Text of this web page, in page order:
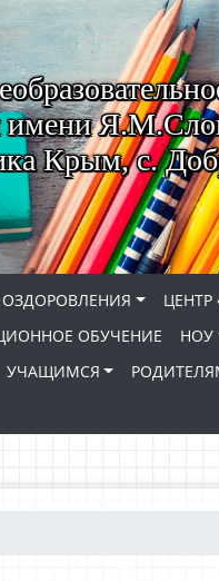
имени
Крым, с.
ЦЕНТР
ОБУЧЕНИЕ НОУ
УЧАЩИМСЯ